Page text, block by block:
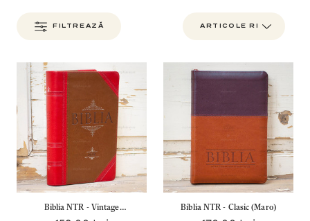
FILTREAZĂ
Biblia NTR - Vintage
Biblia NTR - Clasic (Maro)